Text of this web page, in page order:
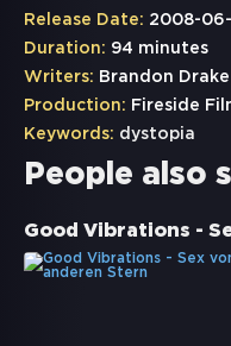
Release Date: 2008-06-
Duration: 94 minutes
Writers: Brandon Drake
Production: Fireside
Keywords: dystopia
People also